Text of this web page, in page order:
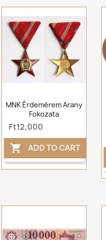
MNK Érdemérem Arany
Fokozata
Ft12,000
 ADD TO CART